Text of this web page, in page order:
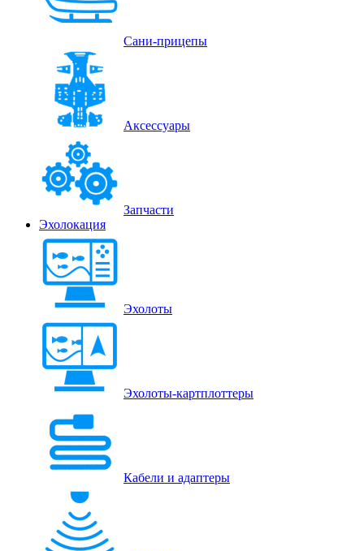
Сани-прицепы
Аксессуары
Запчасти
Эхолокация
Эхолоты
Эхолоты-картплоттеры
Кабели и адаптеры